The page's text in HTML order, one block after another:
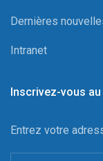
Dernières
Intranet
Inscrivez-vous
Entrez votre